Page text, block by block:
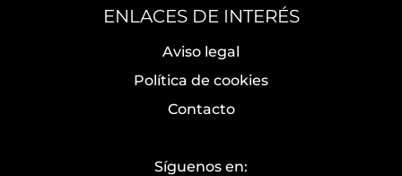
ENLACES DE INTERÉS
Aviso legal
Política de cookies
Contacto
Síguenos en: